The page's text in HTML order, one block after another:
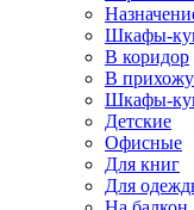
Шкафы-
В коридор
В
Шкафы-
Детские
Офисные
Для книг
Для